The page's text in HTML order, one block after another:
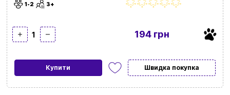
1-2 3+
194 грн
1
Купити Швидка покупка